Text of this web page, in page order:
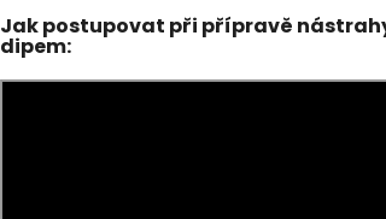
Jak postupovat při přípravě
dipem: